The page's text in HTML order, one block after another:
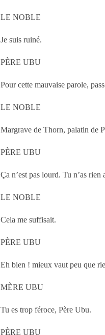
LE NOBLE
Je suis ruiné.
PÈRE UBU
Pour cette mauvaise parole,
LE NOBLE
Margrave de Thorn, palatin de
PÈRE UBU
Ça n’est pas lourd. Tu n’as rien
LE NOBLE
Cela me suffisait.
PÈRE UBU
Eh bien ! mieux vaut peu que
MÈRE UBU
Tu es trop féroce, Père Ubu.
PÈRE UBU